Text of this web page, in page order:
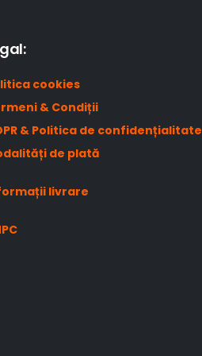
cookies
& Condiții
& Politica de confidențialitate
de plată
livrare